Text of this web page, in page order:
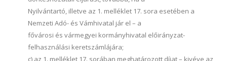
Nyilvántartó, illetve az 1. melléklet 17. sora esetében a
Nemzeti Adó- és Vámhivatal jár el – a
fővárosi és vármegyei kormányhivatal előirányzat-
felhasználási keretszámlájára;
c) az 1. melléklet 17. sorában meghatározott díjat – kivéve az